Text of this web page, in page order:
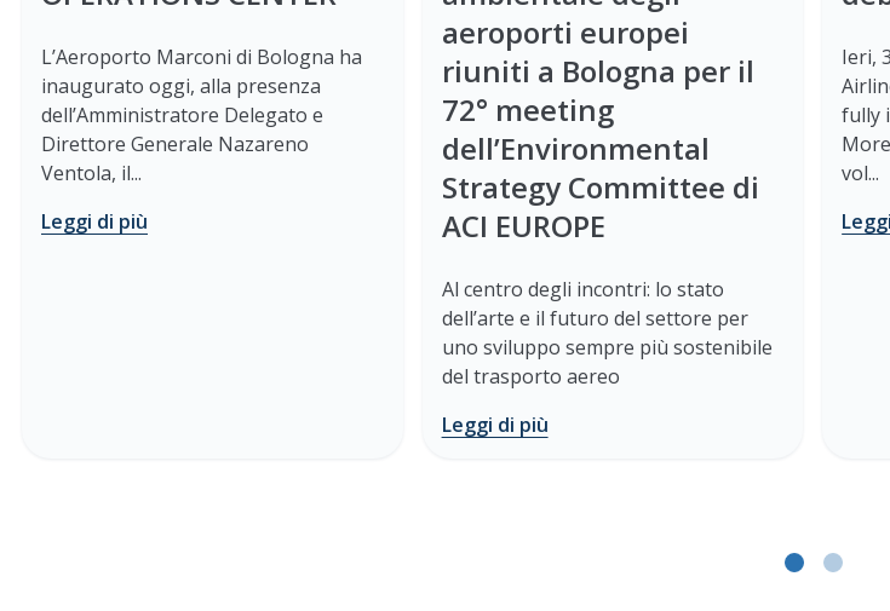
L’Aeroporto Marconi di Bologna ha
inaugurato oggi, alla presenza
dell’Amministratore Delegato e
Direttore Generale Nazareno
Ventola, il...
Leggi di più
aeroporti europei
riuniti a Bologna per il
72° meeting
dell’Environmental
Strategy Committee di
ACI EUROPE
Al centro degli incontri: lo stato
dell’arte e il futuro del settore per
uno sviluppo sempre più sostenibile
del trasporto aereo
Leggi di più
Ieri,
fully
vol...